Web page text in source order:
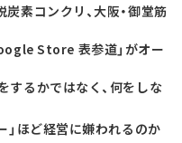
炭素コンクリ、大阪・御堂筋
Store 表参道」がオー
するかではなく、何をしな
」ほど経営に嫌われるのか